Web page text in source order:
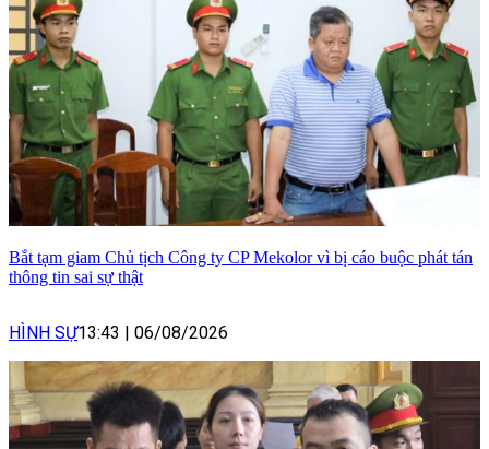
Bắt tạm giam Chủ tịch Công ty CP Mekolor vì bị cáo buộc phát tán
thông tin sai sự thật
HÌNH SỰ13:43 | 06/08/2026